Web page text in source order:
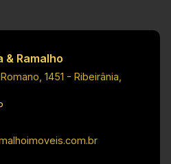
& Ramalho
1451 - Ribeirânia,